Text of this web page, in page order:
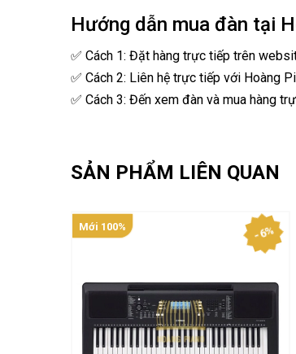
Hướng dẫn mua đàn tại
✅ Cách 1: Đặt hàng trực tiếp trên
✅ Cách 2: Liên hệ trực tiếp với Hoàng
✅ Cách 3: Đến xem đàn và mua hàng
SẢN PHẨM LIÊN QUAN
- 6%
Mới 100%